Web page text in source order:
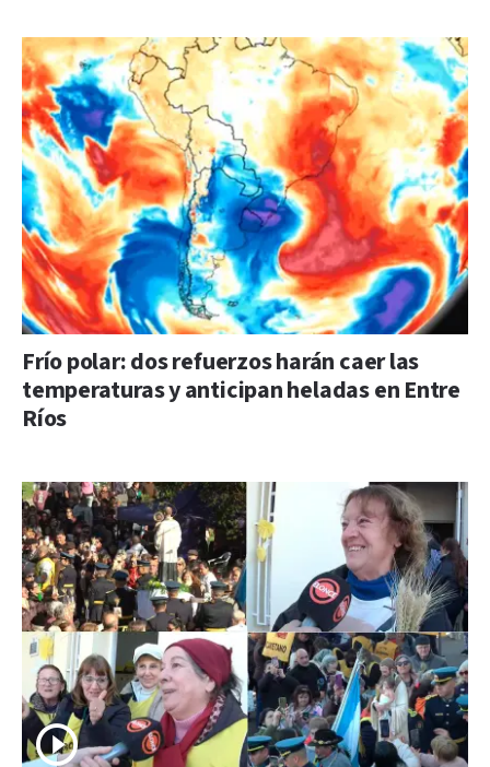
Frío polar: dos refuerzos harán caer las
temperaturas y anticipan heladas en Entre
Ríos